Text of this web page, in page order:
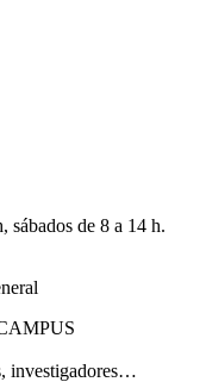
sábados de 8 a 14 h.
investigadores…